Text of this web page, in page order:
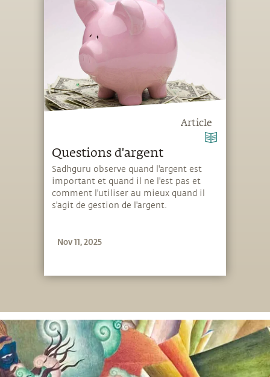
Article
Questions d'argent
Sadhguru observe quand l'argent est
important et quand il ne l'est pas et
comment l'utiliser au mieux quand il
s'agit de gestion de l'argent.
Nov 11, 2025